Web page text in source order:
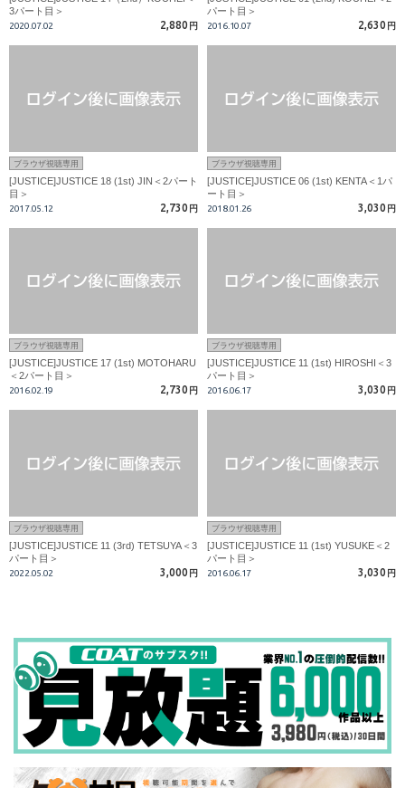
3パート目＞
2020.07.02 2,880 円
パート目＞
2016.10.07 2,630 円
ブラウザ視聴専用
[JUSTICE]JUSTICE 18 (1st) JIN＜2パート
目＞
2017.05.12 2,730 円
ブラウザ視聴専用
[JUSTICE]JUSTICE 06 (1st) KENTA＜1パ
ート目＞
2018.01.26 3,030 円
ブラウザ視聴専用
[JUSTICE]JUSTICE 17 (1st) MOTOHARU
＜2パート目＞
2016.02.19 2,730 円
ブラウザ視聴専用
[JUSTICE]JUSTICE 11 (1st) HIROSHI＜3
パート目＞
2016.06.17 3,030 円
ブラウザ視聴専用
[JUSTICE]JUSTICE 11 (3rd) TETSUYA＜3
パート目＞
2022.05.02 3,000 円
ブラウザ視聴専用
[JUSTICE]JUSTICE 11 (1st) YUSUKE＜2
パート目＞
2016.06.17 3,030 円